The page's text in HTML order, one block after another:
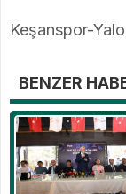
Keşanspor-
BENZER